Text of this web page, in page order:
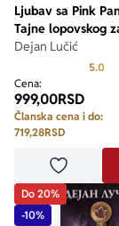
Ljubav sa Pink
Tajne lopovskog
Dejan Lučić
5.0
Cena:
999,00RSD
Članska cena i do:
719,28RSD
Dodaj u
Do 20%
-10%